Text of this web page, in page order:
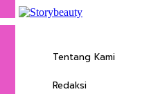
Tentang Kami
Redaksi